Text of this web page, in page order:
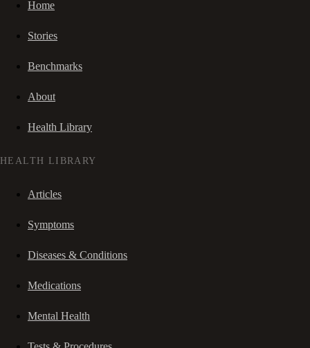
Home
Stories
Benchmarks
About
Health Library
HEALTH LIBRARY
Articles
Symptoms
Diseases & Conditions
Medications
Mental Health